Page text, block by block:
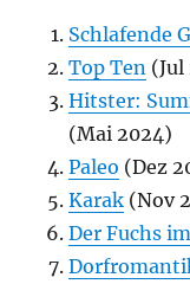
Schlafende
Top Ten (Jul
Hitster:
(Mai 2024)
Paleo (Dez
Karak (Nov
Der Fuchs